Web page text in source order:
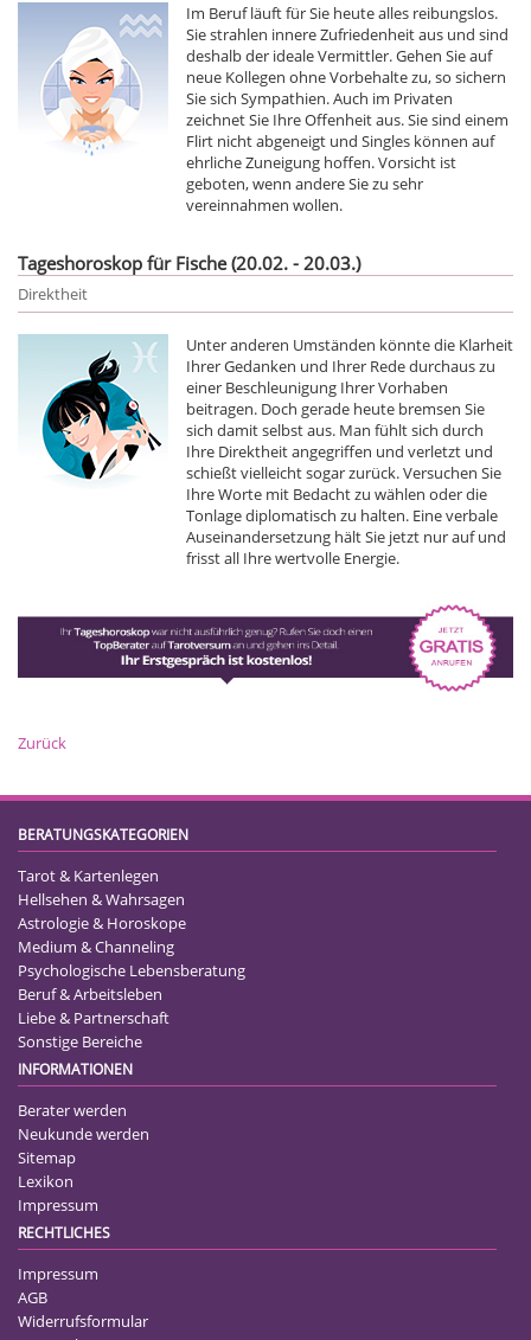
Im Beruf läuft für Sie heute alles reibungslos.
Sie strahlen innere Zufriedenheit aus und sind
deshalb der ideale Vermittler. Gehen Sie auf
neue Kollegen ohne Vorbehalte zu, so sichern
Sie sich Sympathien. Auch im Privaten
zeichnet Sie Ihre Offenheit aus. Sie sind einem
Flirt nicht abgeneigt und Singles können auf
ehrliche Zuneigung hoffen. Vorsicht ist
geboten, wenn andere Sie zu sehr
vereinnahmen wollen.
Tageshoroskop für Fische (20.02. - 20.03.)
Direktheit
Unter anderen Umständen könnte die Klarheit
Ihrer Gedanken und Ihrer Rede durchaus zu
einer Beschleunigung Ihrer Vorhaben
beitragen. Doch gerade heute bremsen Sie
sich damit selbst aus. Man fühlt sich durch
Ihre Direktheit angegriffen und verletzt und
schießt vielleicht sogar zurück. Versuchen Sie
Ihre Worte mit Bedacht zu wählen oder die
Tonlage diplomatisch zu halten. Eine verbale
Auseinandersetzung hält Sie jetzt nur auf und
frisst all Ihre wertvolle Energie.
Zurück
BERATUNGSKATEGORIEN
Tarot & Kartenlegen
Hellsehen & Wahrsagen
Astrologie & Horoskope
Medium & Channeling
Psychologische Lebensberatung
Beruf & Arbeitsleben
Liebe & Partnerschaft
Sonstige Bereiche
INFORMATIONEN
Berater werden
Neukunde werden
Sitemap
Lexikon
Impressum
RECHTLICHES
Impressum
AGB
Widerrufsformular